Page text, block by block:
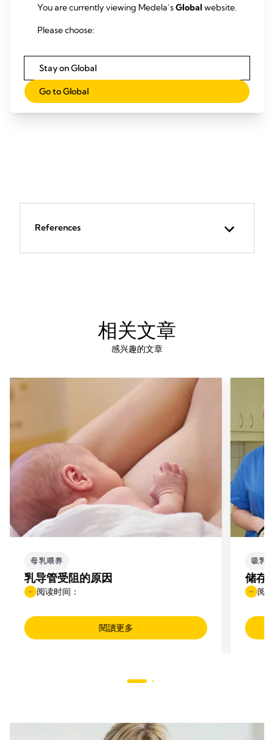
基于研究的 Symphony（心韵）吸乳器可为哺乳
始、建立和保持足够的母乳供应。
始、建
References
相关文章
感兴趣的文章
母乳喂养
乳导管受阻的原因
阅读时间：
閱讀更多
吸乳
储存
阅
You are currently viewing Medela’sGlobal website.
Please choose:
Stay on Global
Go to Global